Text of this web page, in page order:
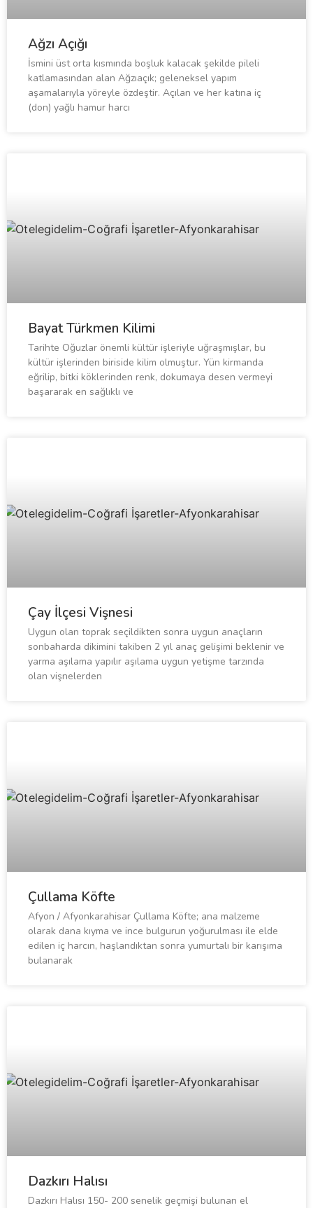
Ağzı Açığı
İsmini üst orta kısmında boşluk kalacak şekilde pileli
katlamasından alan Ağzıaçık; geleneksel yapım
aşamalarıyla yöreyle özdeştir. Açılan ve her katına iç
(don) yağlı hamur harcı
Bayat Türkmen Kilimi
Tarihte Oğuzlar önemli kültür işleriyle uğraşmışlar, bu
kültür işlerinden biriside kilim olmuştur. Yün kirmanda
eğrilip, bitki köklerinden renk, dokumaya desen vermeyi
başararak en sağlıklı ve
Çay İlçesi Vişnesi
Uygun olan toprak seçildikten sonra uygun anaçların
sonbaharda dikimini takiben 2 yıl anaç gelişimi beklenir ve
yarma aşılama yapılır aşılama uygun yetişme tarzında
olan vişnelerden
Çullama Köfte
Afyon / Afyonkarahisar Çullama Köfte; ana malzeme
olarak dana kıyma ve ince bulgurun yoğurulması ile elde
edilen iç harcın, haşlandıktan sonra yumurtalı bir karışıma
bulanarak
Dazkırı Halısı
Dazkırı Halısı 150- 200 senelik geçmişi bulunan el